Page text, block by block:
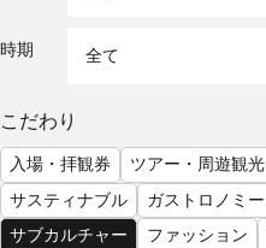
る
気
を
見
る
時期 全て
こだわり
入場・拝観券 ツアー・周遊観光
サスティナブル
ガストロノミー
サブカルチャー
ファッション